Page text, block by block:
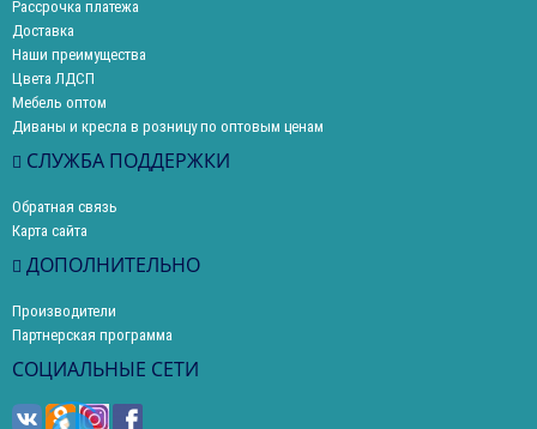
Рассрочка платежа
Доставка
Наши преимущества
Цвета ЛДСП
Мебель оптом
Диваны и кресла в розницу по оптовым ценам
СЛУЖБА ПОДДЕРЖКИ
Обратная связь
Карта сайта
ДОПОЛНИТЕЛЬНО
Производители
Партнерская программа
СОЦИАЛЬНЫЕ СЕТИ